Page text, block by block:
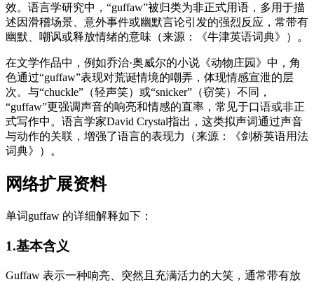
效。语言学研究中，“guffaw”被归类为非正式用语，多用于描
述因滑稽场景、意外事件或幽默言论引发的强烈反应，常带有
幽默、嘲讽或释放情绪的意味（来源：《牛津英语词典》）。
在文学作品中，例如乔治·奥威尔的小说《动物庄园》中，角
色通过“guffaw”表现对荒诞情境的嘲弄，体现情感宣泄的层
次。与“chuckle”（轻声笑）或“snicker”（窃笑）不同，
“guffaw”更强调声音的响亮和情感的直率，常见于口语或非正
式写作中。语言学家David Crystal指出，这类拟声词通过声音
与动作的关联，增强了语言的表现力（来源：《剑桥英语用法
词典》）。
网络扩展资料
单词guffaw 的详细解释如下：
1.基本含义
Guffaw 表示一种响亮、突然且充满活力的大笑，通常带有放